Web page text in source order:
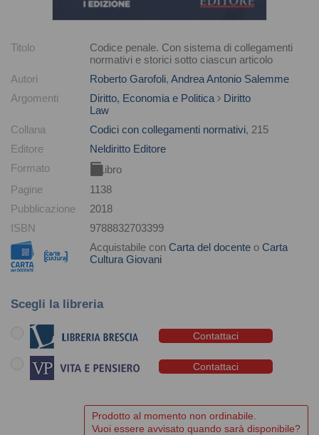
Titolo
Codice penale. Con sistema di collegamenti
normativi e storici sotto ciascun articolo
Autori
Roberto Garofoli, Andrea Antonio Salemme
Argomenti
Diritto, Economia e Politica
Diritto
Law
Collana
Codici con collegamenti normativi, 215
Editore
Neldiritto Editore
Formato
Libro
Pagine
1138
Pubblicazione
2018
ISBN
9788832703399
Acquistabile con Carta del docente o Carta
Cultura Giovani
Scegli la libreria
Contattaci
Contattaci
Prodotto al momento non ordinabile.
Vuoi essere avvisato quando sarà disponibile?